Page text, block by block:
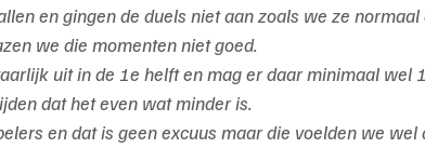
en gingen de duels niet aan zoals we ze normaal
we die momenten niet goed.
uit in de 1e helft en mag er daar minimaal wel
dat het even wat minder is.
en dat is geen excuus maar die voelden we wel